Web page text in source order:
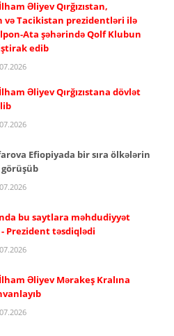
Əliyev Qırğızıstan,
və Tacikistan prezidentləri ilə
Ata şəhərində Qolf Klubun
iştirak edib
Əliyev Qırğızıstana dövlət
Efiopiyada bir sıra ölkələrin
bu saytlara məhdudiyyət
Prezident təsdiqlədi
Əliyev Mərakeş Kralına